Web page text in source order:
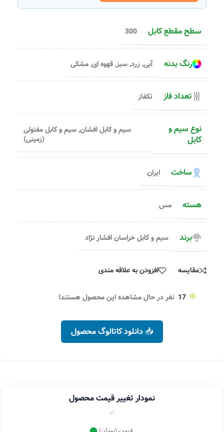
سطح مقطع کابل 300
رنگ بدنه آبی,زرد,سبز,قهوه ای,مشکی
تعداد فاز تکفاز
نوع سیم و
کابل
سیم و کابل افشان,سیم و کابل مفتولی
(زمینی)
ساخت ایران
هسته مس
برند سیم و کابل خراسان افشار نژاد
مقایسه افزودن به علاقه مندی
17 نفر در حال مشاهده این محصول هستند!
📥 دانلود کاتالوگ محصول
نمودار تغییر قیمت محصول
✅